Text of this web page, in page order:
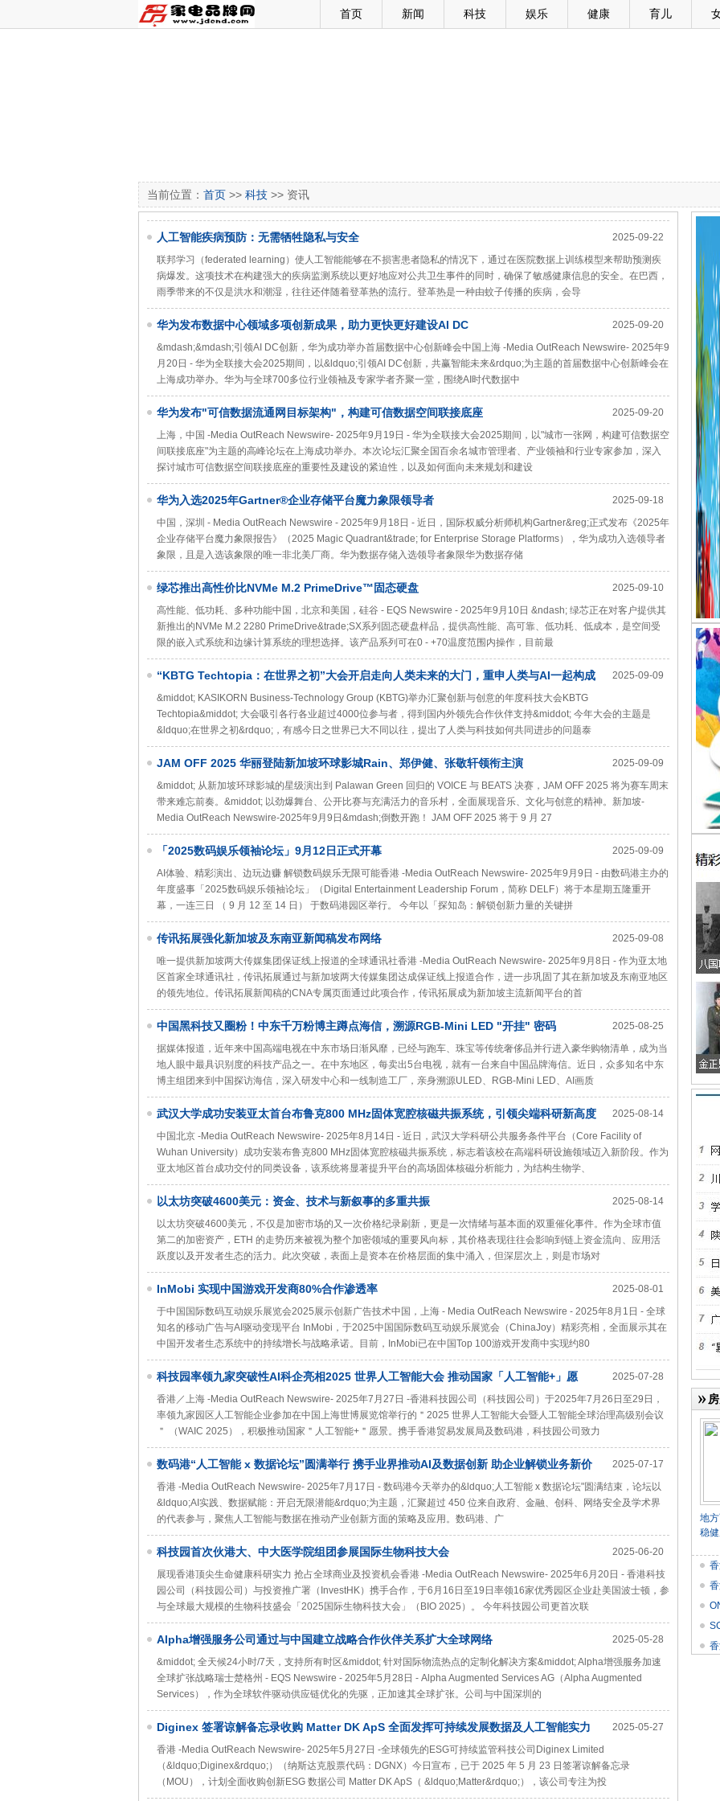
首页 新闻 科技 娱乐 健康 育儿
当前位置： 首页 >> 科技 >> 资讯
2025-09-22
人工智能疾病预防：无需牺牲隐私与安全
联邦学习（federated learning）使人工智能能够在不损害患者隐私的情况下，通过在医院数据上训练模型来帮助预测疾
病爆发。这项技术在构建强大的疾病监测系统以更好地应对公共卫生事件的同时，确保了敏感健康信息的安全。在巴西，
雨季带来的不仅是洪水和潮湿，往往还伴随着登革热的流行。登革热是一种由蚊子传播的疾病，会导
2025-09-20
华为发布数据中心领域多项创新成果，助力更快更好建设AI DC
&mdash;&mdash;引领AI DC创新，华为成功举办首届数据中心创新峰会中国上海 -Media OutReach Newswire- 2025年9
月20日 - 华为全联接大会2025期间，以&ldquo;引领AI DC创新，共赢智能未来&rdquo;为主题的首届数据中心创新峰会在
上海成功举办。华为与全球700多位行业领袖及专家学者齐聚一堂，围绕AI时代数据中
2025-09-20
华为发布"可信数据流通网目标架构"，构建可信数据空间联接底座
上海，中国 -Media OutReach Newswire- 2025年9月19日 - 华为全联接大会2025期间，以"城市一张网，构建可信数据空
间联接底座"为主题的高峰论坛在上海成功举办。本次论坛汇聚全国百余名城市管理者、产业领袖和行业专家参加，深入
探讨城市可信数据空间联接底座的重要性及建设的紧迫性，以及如何面向未来规划和建设
2025-09-18
华为入选2025年Gartner®企业存储平台魔力象限领导者
中国，深圳 - Media OutReach Newswire - 2025年9月18日 - 近日，国际权威分析师机构Gartner&reg;正式发布《2025年
企业存储平台魔力象限报告》（2025 Magic Quadrant&trade; for Enterprise Storage Platforms），华为成功入选领导者
象限，且是入选该象限的唯一非北美厂商。华为数据存储入选领导者象限华为数据存储
2025-09-10
绿芯推出高性价比NVMe M.2 PrimeDrive™固态硬盘
高性能、低功耗、多种功能中国，北京和美国，硅谷 - EQS Newswire - 2025年9月10日 &ndash; 绿芯正在对客户提供其
新推出的NVMe M.2 2280 PrimeDrive&trade;SX系列固态硬盘样品，提供高性能、高可靠、低功耗、低成本，是空间受
限的嵌入式系统和边缘计算系统的理想选择。该产品系列可在0 - +70温度范围内操作，目前最
2025-09-09
“KBTG Techtopia：在世界之初”大会开启走向人类未来的大门，重申人类与AI一起构成
新时代灯塔
&middot; KASIKORN Business-Technology Group (KBTG)举办汇聚创新与创意的年度科技大会KBTG
Techtopia&middot; 大会吸引各行各业超过4000位参与者，得到国内外领先合作伙伴支持&middot; 今年大会的主题是
&ldquo;在世界之初&rdquo;，有感今日之世界已大不同以往，提出了人类与科技如何共同进步的问题泰
2025-09-09
JAM OFF 2025 华丽登陆新加坡环球影城Rain、郑伊健、张敬轩领衔主演
&middot; 从新加坡环球影城的星级演出到 Palawan Green 回归的 VOICE 与 BEATS 决赛，JAM OFF 2025 将为赛车周末
带来难忘前奏。&middot; 以劲爆舞台、公开比赛与充满活力的音乐村，全面展现音乐、文化与创意的精神。新加坡-
Media OutReach Newswire-2025年9月9日&mdash;倒数开跑！ JAM OFF 2025 将于 9 月 27
2025-09-09
「2025数码娱乐领袖论坛」9月12日正式开幕
AI体验、精彩演出、边玩边赚 解锁数码娱乐无限可能香港 -Media OutReach Newswire- 2025年9月9日 - 由数码港主办的
年度盛事「2025数码娱乐领袖论坛」（Digital Entertainment Leadership Forum，简称 DELF）将于本星期五隆重开
幕，一连三日 （ 9 月 12 至 14 日） 于数码港园区举行。 今年以「探知岛：解锁创新力量的关键拼
2025-09-08
传讯拓展强化新加坡及东南亚新闻稿发布网络
唯一提供新加坡两大传媒集团保证线上报道的全球通讯社香港 -Media OutReach Newswire- 2025年9月8日 - 作为亚太地
区首家全球通讯社，传讯拓展通过与新加坡两大传媒集团达成保证线上报道合作，进一步巩固了其在新加坡及东南亚地区
的领先地位。传讯拓展新闻稿的CNA专属页面通过此项合作，传讯拓展成为新加坡主流新闻平台的首
2025-08-25
中国黑科技又圈粉！中东千万粉博主蹲点海信，溯源RGB-Mini LED "开挂" 密码
据媒体报道，近年来中国高端电视在中东市场日渐风靡，已经与跑车、珠宝等传统奢侈品并行进入豪华购物清单，成为当
地人眼中最具识别度的科技产品之一。在中东地区，每卖出5台电视，就有一台来自中国品牌海信。近日，众多知名中东
博主组团来到中国探访海信，深入研发中心和一线制造工厂，亲身溯源ULED、RGB-Mini LED、AI画质
2025-08-14
武汉大学成功安装亚太首台布鲁克800 MHz固体宽腔核磁共振系统，引领尖端科研新高度
中国北京 -Media OutReach Newswire- 2025年8月14日 - 近日，武汉大学科研公共服务条件平台（Core Facility of
Wuhan University）成功安装布鲁克800 MHz固体宽腔核磁共振系统，标志着该校在高端科研设施领域迈入新阶段。作为
亚太地区首台成功交付的同类设备，该系统将显著提升平台的高场固体核磁分析能力，为结构生物学、
2025-08-14
以太坊突破4600美元：资金、技术与新叙事的多重共振
以太坊突破4600美元，不仅是加密市场的又一次价格纪录刷新，更是一次情绪与基本面的双重催化事件。作为全球市值
第二的加密资产，ETH 的走势历来被视为整个加密领域的重要风向标，其价格表现往往会影响到链上资金流向、应用活
跃度以及开发者生态的活力。此次突破，表面上是资本在价格层面的集中涌入，但深层次上，则是市场对
2025-08-01
InMobi 实现中国游戏开发商80%合作渗透率
于中国国际数码互动娱乐展览会2025展示创新广告技术中国，上海 - Media OutReach Newswire - 2025年8月1日 - 全球
知名的移动广告与AI驱动变现平台 InMobi，于2025中国国际数码互动娱乐展览会（ChinaJoy）精彩亮相，全面展示其在
中国开发者生态系统中的持续增长与战略承诺。目前，InMobi已在中国Top 100游戏开发商中实现约80
2025-07-28
科技园率领九家突破性AI科企亮相2025 世界人工智能大会 推动国家「人工智能+」愿
景 加速产业转型升级
香港／上海 -Media OutReach Newswire- 2025年7月27日 -香港科技园公司（科技园公司）于2025年7月26日至29日，
率领九家园区人工智能企业参加在中国上海世博展览馆举行的＂2025 世界人工智能大会暨人工智能全球治理高级别会议
＂ （WAIC 2025），积极推动国家＂人工智能+＂愿景。携手香港贸易发展局及数码港，科技园公司致力
2025-07-17
数码港“人工智能 x 数据论坛”圆满举行 携手业界推动AI及数据创新 助企业解锁业务新价
值香港 -Media OutReach Newswire- 2025年7月17日 - 数码港今天举办的&ldquo;人工智能 x 数据论坛"圆满结束，论坛以
&ldquo;AI实践、数据赋能：开启无限潜能&rdquo;为主题，汇聚超过 450 位来自政府、金融、创科、网络安全及学术界
的代表参与，聚焦人工智能与数据在推动产业创新方面的策略及应用。数码港、广
2025-06-20
科技园首次伙港大、中大医学院组团参展国际生物科技大会
展现香港顶尖生命健康科研实力 抢占全球商业及投资机会香港 -Media OutReach Newswire- 2025年6月20日 - 香港科技
园公司（科技园公司）与投资推广署（InvestHK）携手合作，于6月16日至19日率领16家优秀园区企业赴美国波士顿，参
与全球最大规模的生物科技盛会「2025国际生物科技大会」（BIO 2025）。 今年科技园公司更首次联
2025-05-28
Alpha增强服务公司通过与中国建立战略合作伙伴关系扩大全球网络
&middot; 全天候24小时/7天，支持所有时区&middot; 针对国际物流热点的定制化解决方案&middot; Alpha增强服务加速
全球扩张战略瑞士楚格州 - EQS Newswire - 2025年5月28日 - Alpha Augmented Services AG（Alpha Augmented
Services），作为全球软件驱动供应链优化的先驱，正加速其全球扩张。公司与中国深圳的
2025-05-27
Diginex 签署谅解备忘录收购 Matter DK ApS 全面发挥可持续发展数据及人工智能实力
香港 -Media OutReach Newswire- 2025年5月27日 -全球领先的ESG可持续监管科技公司Diginex Limited
（&ldquo;Diginex&rdquo;）（纳斯达克股票代码：DGNX）今日宣布，已于 2025 年 5 月 23 日签署谅解备忘录
（MOU），计划全面收购创新ESG 数据公司 Matter DK ApS（ &ldquo;Matter&rdquo;），该公司专注为投
地
稳
价